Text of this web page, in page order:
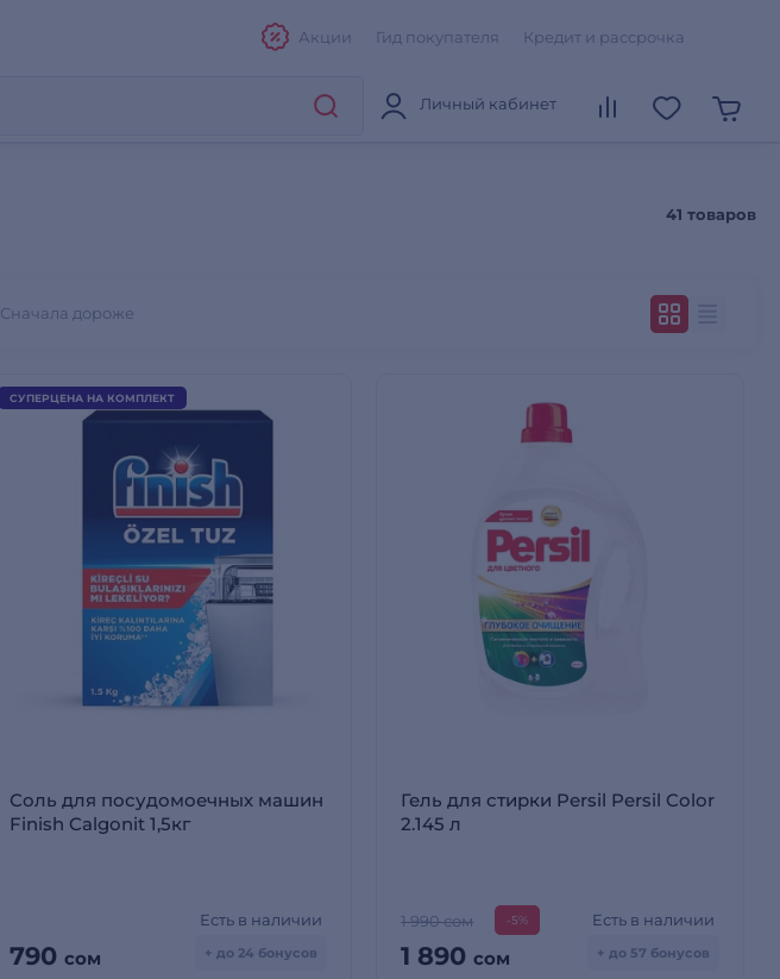
Акции Гид покупателя Кредит и рассрочка
Личный кабинет
41 товаров
Сначала дороже
СУПЕРЦЕНА НА КОМПЛЕКТ
Соль для посудомоечных машин
Finish Calgonit 1,5кг
790 сом
Есть в наличии
+ до 24 бонусов
Гель для стирки Persil Persil Color
2.145 л
1 990 сом -5%
1 890сом
Есть в наличии
+ до 57 бонусов